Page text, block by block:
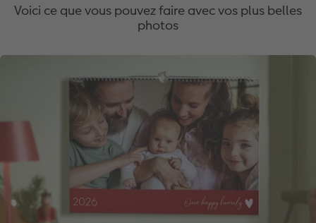
Voici ce que vous pouvez faire avec vos plus belles
photos